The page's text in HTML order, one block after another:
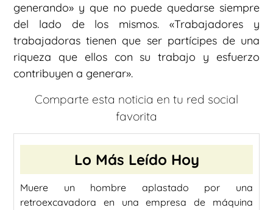
generando» y que no puede quedarse siempre
del lado de los mismos. «Trabajadores y
trabajadoras tienen que ser partícipes de una
riqueza que ellos con su trabajo y esfuerzo
contribuyen a generar».
Comparte esta noticia en tu red social
favorita
Lo Más Leído Hoy
Muere un hombre aplastado por una
retroexcavadora en una empresa de máquina